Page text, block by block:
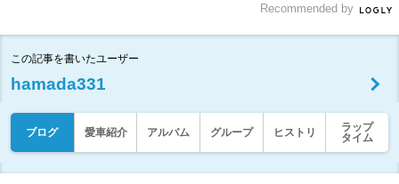
Recommended by
この記事を書いたユーザー
hamada331
ブログ 愛車紹介 アルバム グループ ヒストリ
ラップ
タイム